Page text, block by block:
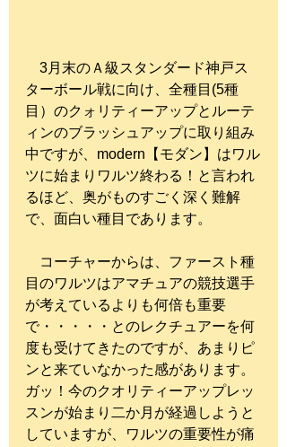
3月末のＡ級スタンダード神戸ス
ターボール戦に向け、全種目(5種
目）のクォリティーアップとルーテ
ィンのブラッシュアップに取り組み
中ですが、modern【モダン】はワル
ツに始まりワルツ終わる！と言われ
るほど、奥がものすごく深く難解
で、面白い種目であります。
コーチャーからは、ファースト種
目のワルツはアマチュアの競技選手
が考えているよりも何倍も重要
で・・・・・とのレクチュアーを何
度も受けてきたのですが、あまりピ
ンと来ていなかった感があります。
ガッ！今のクオリティーアップレッ
スンが始まり二か月が経過しようと
していますが、ワルツの重要性が痛